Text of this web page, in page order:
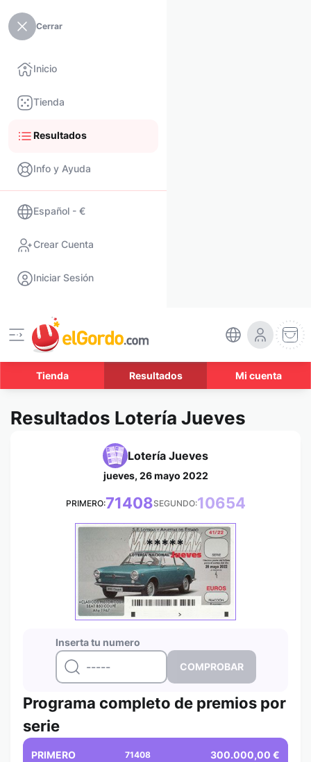
Cerrar
Inicio
Tienda
Resultados
Info y Ayuda
Español - €
Crear Cuenta
Iniciar Sesión
Tienda Resultados Mi cuenta
Resultados Lotería Jueves
Lotería Jueves
jueves, 26 mayo 2022
PRIMERO:71408SEGUNDO:10654
Inserta tu numero
*****
Programa completo de premios por
serie
PRIMERO 71408 300.000,00 €